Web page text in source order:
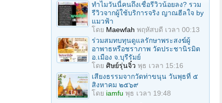
ทำไมวันนี้คนถึงเชื่อรีวิวน้อยลง? รวม
รีวิวจากผู้ใช้บริการจริง ญาณฮีลใจ by
แมวฟ้า
โดย Maewfah พฤหัสบดี เวลา 00:13
ร่วมสมทบทุนดูแลรักษาพระสงฆ์ผู้
อาพาธหรือชราภาพ วัดประชานิรมิต
อ.เมือง จ.บุรีรัมย์
โดย ศิษย์รุ่นจิ๋ว พุธ เวลา 15:16
เสียงธรรมจากวัดท่าขนุน วันพุธที่ ๕
สิงหาคม ๒๕๖๙
โดย iamfu พุธ เวลา 19:48